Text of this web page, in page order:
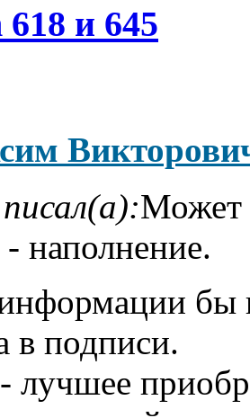
и 645
Может
наполнение.
бы
в подписи.
лучшее